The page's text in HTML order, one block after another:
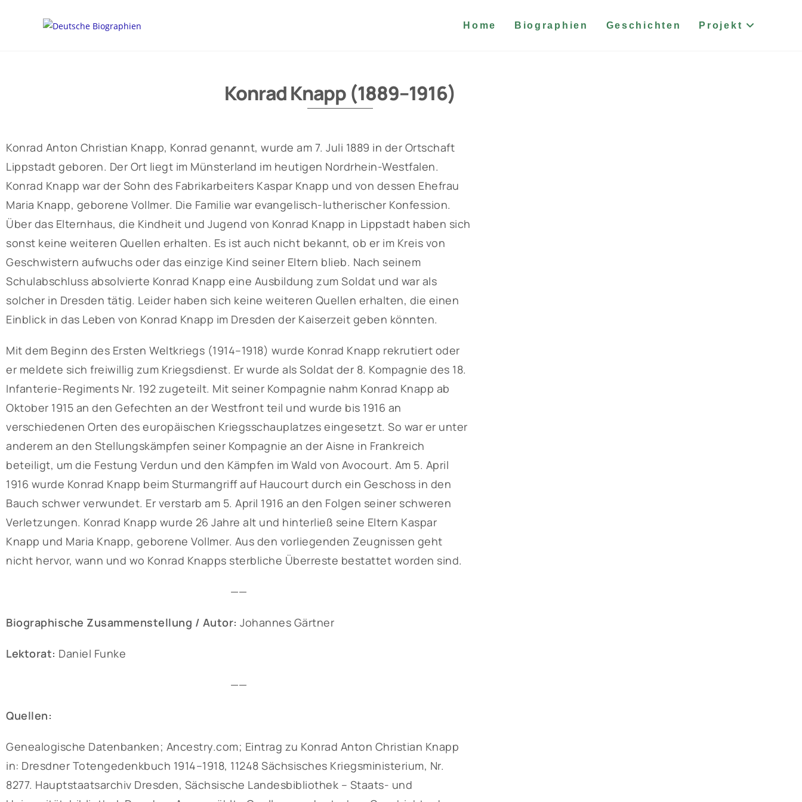
Home Biographien Geschichten Projekt
Konrad Knapp (1889–1916)
Konrad Anton Christian Knapp, Konrad genannt, wurde am 7. Juli 1889 in der Ortschaft
Lippstadt geboren. Der Ort liegt im Münsterland im heutigen Nordrhein-Westfalen.
Konrad Knapp war der Sohn des Fabrikarbeiters Kaspar Knapp und von dessen Ehefrau
Maria Knapp, geborene Vollmer. Die Familie war evangelisch-lutherischer Konfession.
Über das Elternhaus, die Kindheit und Jugend von Konrad Knapp in Lippstadt haben sich
sonst keine weiteren Quellen erhalten. Es ist auch nicht bekannt, ob er im Kreis von
Geschwistern aufwuchs oder das einzige Kind seiner Eltern blieb. Nach seinem
Schulabschluss absolvierte Konrad Knapp eine Ausbildung zum Soldat und war als
solcher in Dresden tätig. Leider haben sich keine weiteren Quellen erhalten, die einen
Einblick in das Leben von Konrad Knapp im Dresden der Kaiserzeit geben könnten.
Mit dem Beginn des Ersten Weltkriegs (1914–1918) wurde Konrad Knapp rekrutiert oder
er meldete sich freiwillig zum Kriegsdienst. Er wurde als Soldat der 8. Kompagnie des 18.
Infanterie-Regiments Nr. 192 zugeteilt. Mit seiner Kompagnie nahm Konrad Knapp ab
Oktober 1915 an den Gefechten an der Westfront teil und wurde bis 1916 an
verschiedenen Orten des europäischen Kriegsschauplatzes eingesetzt. So war er unter
anderem an den Stellungskämpfen seiner Kompagnie an der Aisne in Frankreich
beteiligt, um die Festung Verdun und den Kämpfen im Wald von Avocourt. Am 5. April
1916 wurde Konrad Knapp beim Sturmangriff auf Haucourt durch ein Geschoss in den
Bauch schwer verwundet. Er verstarb am 5. April 1916 an den Folgen seiner schweren
Verletzungen. Konrad Knapp wurde 26 Jahre alt und hinterließ seine Eltern Kaspar
Knapp und Maria Knapp, geborene Vollmer. Aus den vorliegenden Zeugnissen geht
nicht hervor, wann und wo Konrad Knapps sterbliche Überreste bestattet worden sind.
——
Biographische Zusammenstellung / Autor: Johannes Gärtner
Lektorat: Daniel Funke
——
Quellen:
Genealogische Datenbanken; Ancestry.com; Eintrag zu Konrad Anton Christian Knapp
in: Dresdner Totengedenkbuch 1914–1918, 11248 Sächsisches Kriegsministerium, Nr.
8277. Hauptstaatsarchiv Dresden, Sächsische Landesbibliothek – Staats- und